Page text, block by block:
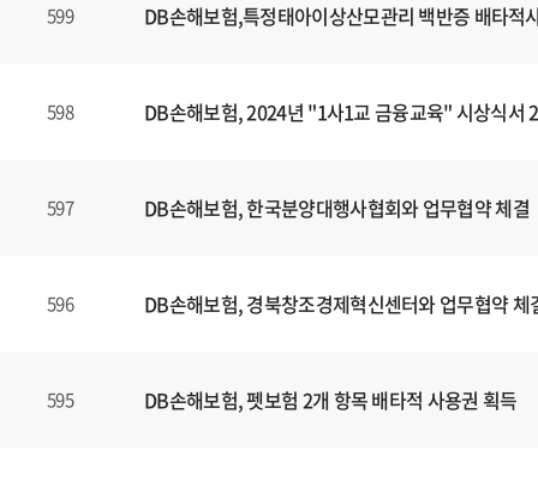
599 DB손해보험,특정태아이상산모관리 백반증 배타적
598 DB손해보험, 2024년 "1사1교 금융교육" 시상식서
597 DB손해보험, 한국분양대행사협회와 업무협약 체결
596 DB손해보험, 경북창조경제혁신센터와 업무협약 체
595 DB손해보험, 펫보험 2개 항목 배타적 사용권 획득